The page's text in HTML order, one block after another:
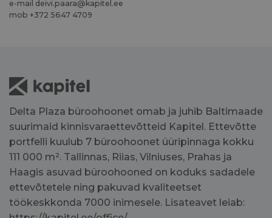
e-mail deivi.paara@kapitel.ee
mob +372 5647 4709
Jaluse navigatsioon
Delta Plaza büroohoonet omab ja juhib Baltimaade
suurimaid kinnisvaraettevõtteid Kapitel. Ettevõtte
portfelli kuulub 7 büroohoonet üüripinnaga kokku
111 000 m². Tallinnas, Riias, Vilniuses, Prahas ja
Haagis asuvad büroohooned on koduks sadadele
ettevõtetele ning pakuvad kvaliteetset
töökeskkonda 7000 inimesele. Lisateavet leiab: